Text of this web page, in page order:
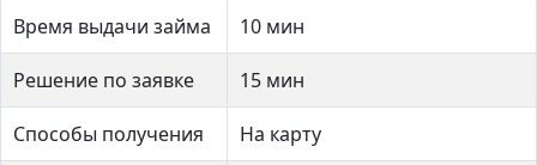
Время выдачи займа 10 мин
Решение по заявке 15 мин
Способы получения На карту